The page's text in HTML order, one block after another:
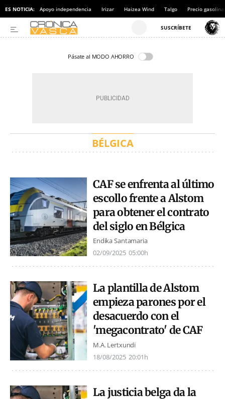
ES NOTICIA: Apoyo independencia Irizar Haizea Wind Talgo Precio gasolina
Pásate al MODO AHORRO
BÉLGICA
CAF se enfrenta al último
escollo frente a Alstom
para obtener el contrato
del siglo en Bélgica
Endika Santamaria
02/09/2025 05:00h
La plantilla de Alstom
empieza parones por el
desacuerdo con el
'megacontrato' de CAF
M.A. Lertxundi
18/08/2025 20:01h
La justicia belga da la